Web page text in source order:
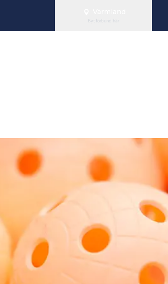
Byt förbund här